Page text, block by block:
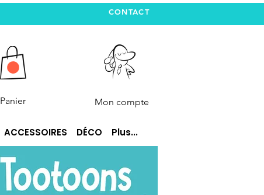
CONTACT
Panier Mon compte
ACCESSOIRES DÉCO Plus...